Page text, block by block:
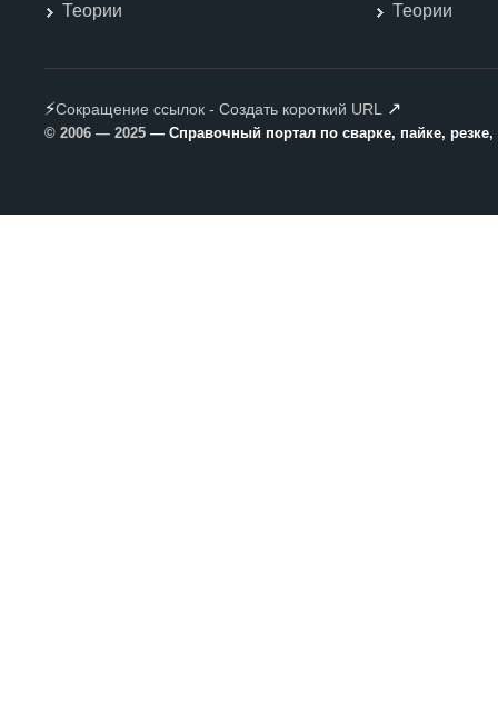
Теории
Теории
⚡Сокращение ссылок - Создать короткий URL ↗
© 2006 — 2025 — Справочный портал по сварке, пайке,